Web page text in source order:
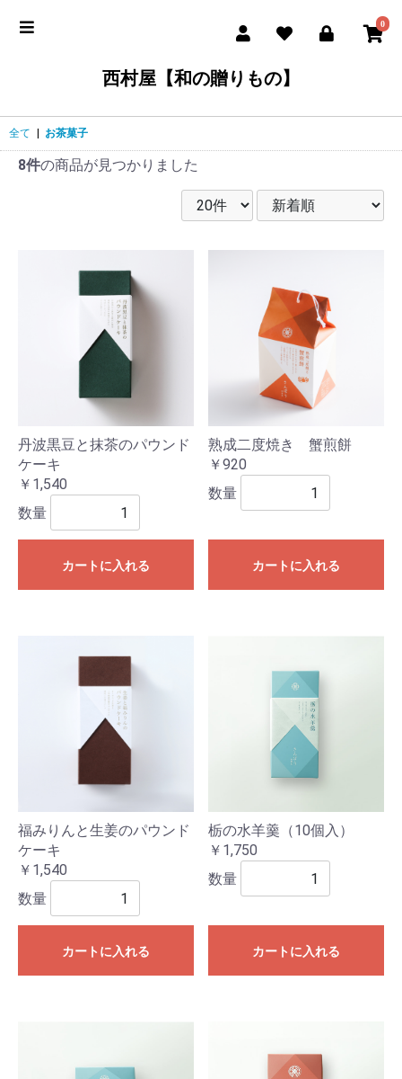
0
西村屋【和の贈りもの】
全て お茶菓子
8件の商品が見つかりました
丹波黒豆と抹茶のパウンド
ケーキ
￥1,540
数量
カートに入れる
熟成二度焼き 蟹煎餅
￥920
数量
カートに入れる
福みりんと生姜のパウンド
ケーキ
￥1,540
数量
カートに入れる
栃の水羊羹（10個入）
￥1,750
数量
カートに入れる